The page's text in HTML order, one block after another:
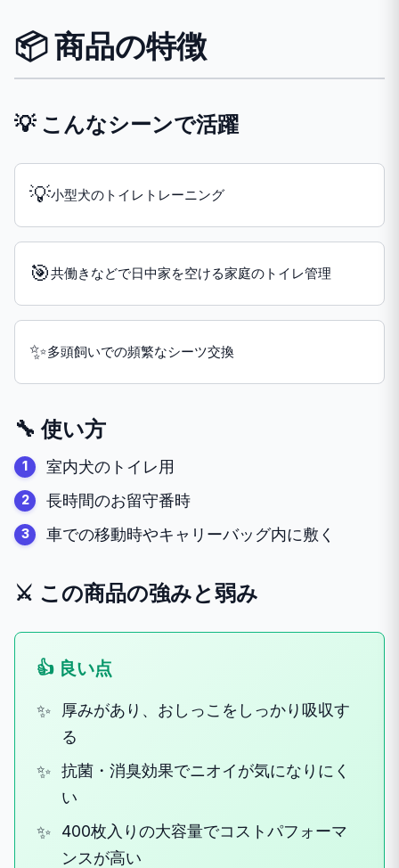
📦 商品の特徴
💡 こんなシーンで活躍
💡小型犬のトイレトレーニング
🎯共働きなどで日中家を空ける家庭のトイレ管理
✨多頭飼いでの頻繁なシーツ交換
🔧 使い方
室内犬のトイレ用
長時間のお留守番時
車での移動時やキャリーバッグ内に敷く
⚔️ この商品の強みと弱み
👍 良い点
厚みがあり、おしっこをしっかり吸収す
る
抗菌・消臭効果でニオイが気になりにく
い
400枚入りの大容量でコストパフォーマ
ンスが高い